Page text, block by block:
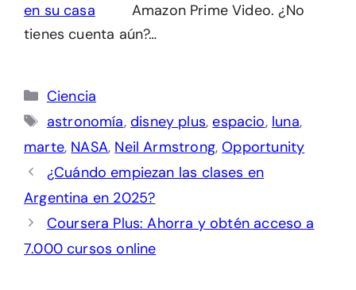
Amazon Prime Video. ¿No
tienes cuenta aún?…
Categorías
Ciencia
Etiquetas
astronomía, disney plus,espacio, luna,
marte, NASA, Neil Armstrong,Opportunity
¿Cuándo empiezan las clases en
Argentina en 2025?
Coursera Plus: Ahorra y obtén acceso a
7.000 cursos online